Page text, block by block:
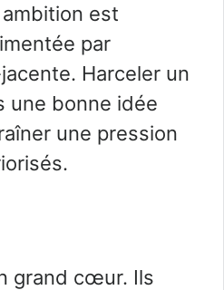
est
par
Harceler un
une bonne idée
une pression
grand cœur. Ils